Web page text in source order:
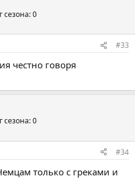
сезона: 0
#33
честно говоря
сезона: 0
#34
только с греками и